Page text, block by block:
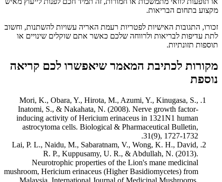
מקצוע בתחום הבריאות.
זכורו, התגובות האישיות לפטריות רעמת האריה עשויות להשתנות, וחשוב
לתת עדיפות לבריאות ולרווחה שלכם כאשר אתם שוקלים שינויים או
תוספות תזונתיות.
מקורות לכתיבת המאמר שיאפשרו לכם קריאה
נוספת
Mori, K., Obara, Y., Hirota, M., Azumi, Y., Kinugasa, S.,
Inatomi, S., & Nakahata, N. (2008). Nerve growth factor-
inducing activity of Hericium erinaceus in 1321N1 human
astrocytoma cells. Biological & Pharmaceutical Bulletin,
31(9), 1727-1732.
Lai, P. L., Naidu, M., Sabaratnam, V., Wong, K. H., David,
R. P., Kuppusamy, U. R., & Abdullah, N. (2013).
Neurotrophic properties of the Lion's mane medicinal
mushroom, Hericium erinaceus (Higher Basidiomycetes) from
Malaysia. International Journal of Medicinal Mushrooms,